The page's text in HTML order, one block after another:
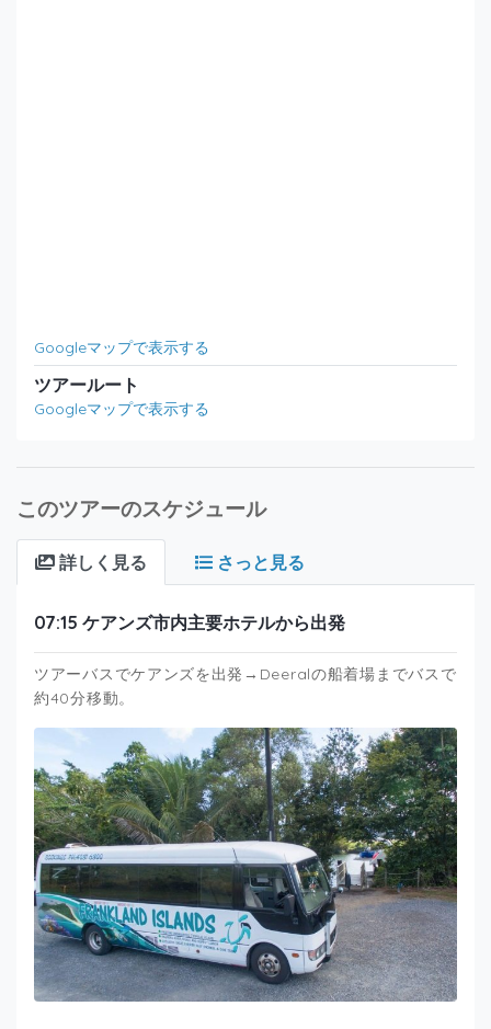
Googleマップで表示する
ツアールート
Googleマップで表示する
このツアーのスケジュール
詳しく見る さっと見る
07:15 ケアンズ市内主要ホテルから出発
ツアーバスでケアンズを出発→Deeralの船着場までバスで
約40分移動。